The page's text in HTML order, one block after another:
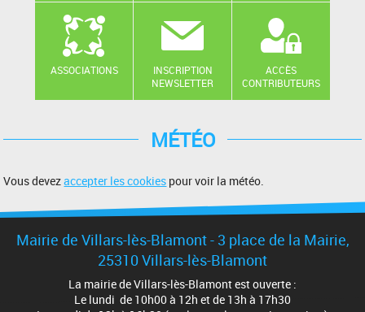
ASSOCIATIONS
INSCRIPTION
NEWSLETTER
ACCÈS
CONTRIBUTEURS
MÉTÉO
Vous devezaccepter les cookies pour voir la météo.
Mairie de Villars-lès-Blamont - 3 place de la Mairie,
25310 Villars-lès-Blamont
La mairie de Villars-lès-Blamont est ouverte :
Le lundi de 10h00 à 12h et de 13h à 17h30